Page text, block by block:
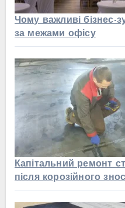
Чому важливі бізнес-
за межами офісу
Капітальний ремонт
після корозійного